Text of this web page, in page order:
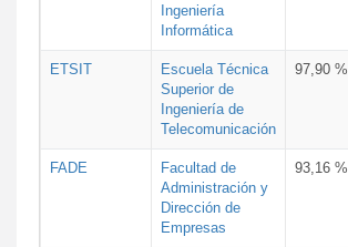
Ingeniería
Informática
ETSIT
Escuela Técnica
Superior de
Ingeniería de
Telecomunicación
97,90 %
FADE
Facultad de
Administración y
Dirección de
Empresas
93,16 %